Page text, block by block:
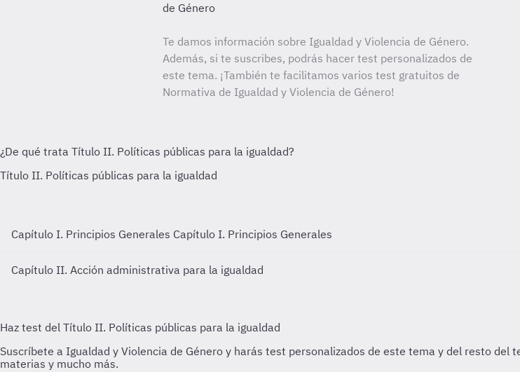
de Género
Te damos información sobre Igualdad y Violencia de Género.
Además, si te suscribes, podrás hacer test personalizados de
este tema. ¡También te facilitamos varios test gratuitos de
Normativa de Igualdad y Violencia de Género!
Capítulo I. Principios Generales Capítulo I. Principios Generales
Capítulo II. Acción administrativa para la igualdad